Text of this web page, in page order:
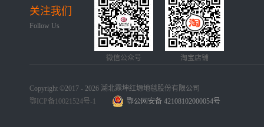
Copyright ©2017 - 2026 湖北霖坤红塬地毯股份有限公司
鄂ICP备10021524号-1
鄂公网安备 42108102000054号
关注我们
Follow Us
微信公众号 淘宝店铺